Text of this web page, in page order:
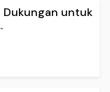
Dukungan untuk